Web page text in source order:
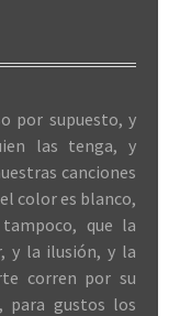
por supuesto, y
las tenga, y
canciones
color es blanco,
que la
y la ilusión, y la
corren por su
para gustos los